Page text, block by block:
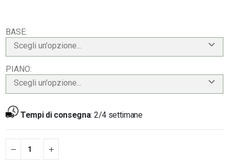
BASE
Scegli un'opzione...
PIANO
Scegli un'opzione...
Tempi di consegna: 2/4 settimane